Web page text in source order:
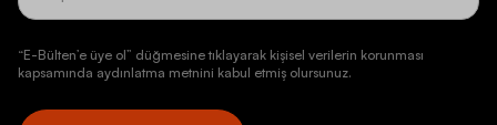
“E-Bülten’e üye ol” düğmesine tıklayarak kişisel verilerin korunması
kapsamında aydınlatma metnini kabul etmiş olursunuz.